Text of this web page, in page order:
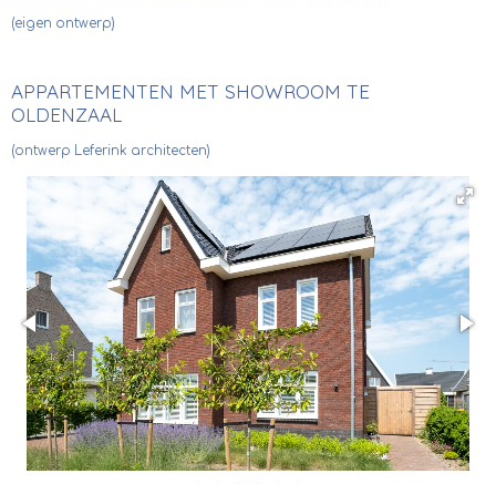
(eigen ontwerp)
APPARTEMENTEN MET SHOWROOM TE
OLDENZAAL
(ontwerp Leferink architecten)